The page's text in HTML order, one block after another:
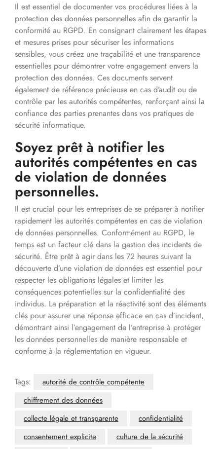
Il est essentiel de documenter vos procédures liées à la
protection des données personnelles afin de garantir la
conformité au RGPD. En consignant clairement les étapes
et mesures prises pour sécuriser les informations
sensibles, vous créez une traçabilité et une transparence
essentielles pour démontrer votre engagement envers la
protection des données. Ces documents servent
également de référence précieuse en cas d’audit ou de
contrôle par les autorités compétentes, renforçant ainsi la
confiance des parties prenantes dans vos pratiques de
sécurité informatique.
Soyez prêt à notifier les
autorités compétentes en cas
de violation de données
personnelles.
Il est crucial pour les entreprises de se préparer à notifier
rapidement les autorités compétentes en cas de violation
de données personnelles. Conformément au RGPD, le
temps est un facteur clé dans la gestion des incidents de
sécurité. Être prêt à agir dans les 72 heures suivant la
découverte d’une violation de données est essentiel pour
respecter les obligations légales et limiter les
conséquences potentielles sur la confidentialité des
individus. La préparation et la réactivité sont des éléments
clés pour assurer une réponse efficace en cas d’incident,
démontrant ainsi l’engagement de l’entreprise à protéger
les données personnelles de manière responsable et
conforme à la réglementation en vigueur.
Tags:
autorité de contrôle compétente
chiffrement des données
collecte légale et transparente
confidentialité
consentement explicite
culture de la sécurité